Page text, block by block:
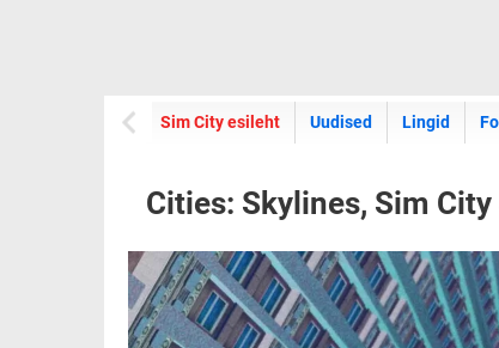
Sim City esileht Uudised Lingid
Cities: Skylines, Sim